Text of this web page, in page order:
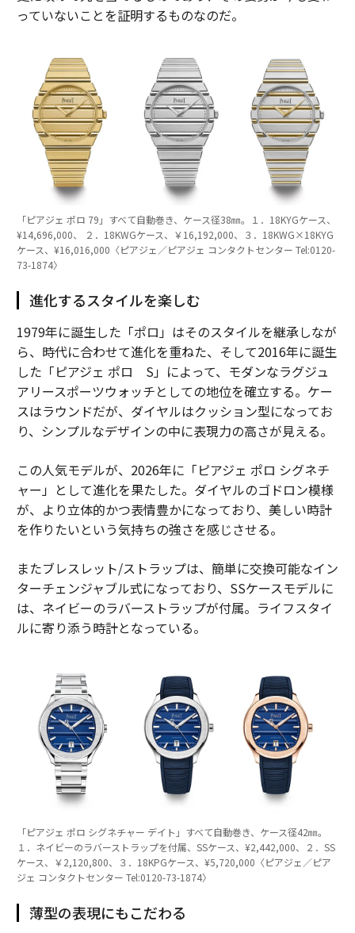
っていないことを証明するものなのだ。
「ピアジェ ポロ 79」すべて自動巻き、ケース径38㎜。１．18KYGケース、
¥14,696,000、 ２．18KWGケース、￥16,192,000、３．18KWG×18KYG
ケース、¥16,016,000〈ピアジェ／ピアジェ コンタクトセンター Tel:0120-
73-1874〉
進化するスタイルを楽しむ
1979年に誕生した「ポロ」はそのスタイルを継承しなが
ら、時代に合わせて進化を重ねた、そして2016年に誕生
した「ピアジェ ポロ S」によって、モダンなラグジュ
アリースポーツウォッチとしての地位を確立する。ケー
スはラウンドだが、ダイヤルはクッション型になってお
り、シンプルなデザインの中に表現力の高さが見える。
この人気モデルが、2026年に「ピアジェ ポロ シグネチ
ャー」として進化を果たした。ダイヤルのゴドロン模様
が、より立体的かつ表情豊かになっており、美しい時計
を作りたいという気持ちの強さを感じさせる。
またブレスレット/ストラップは、簡単に交換可能なイン
ターチェンジャブル式になっており、SSケースモデルに
は、ネイビーのラバーストラップが付属。ライフスタイ
ルに寄り添う時計となっている。
「ピアジェ ポロ シグネチャー デイト」すべて自動巻き、ケース径42㎜。
１．ネイビーのラバーストラップを付属、SSケース、¥2,442,000、２．SS
ケース、￥2,120,800、３．18KPGケース、¥5,720,000〈ピアジェ／ピア
ジェ コンタクトセンター Tel:0120-73-1874〉
薄型の表現にもこだわる